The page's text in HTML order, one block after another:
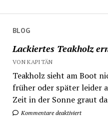
BLOG
Lackiertes Teakholz
VON KAPITÄN
Teakholz sieht am Boot
früher oder später leider
Zeit in der Sonne graut
Kommentare deaktiviert